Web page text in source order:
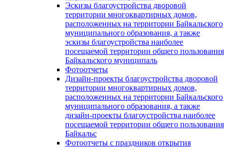
Эскизы благоустройства дворовой
территории многоквартирных домов,
расположенных на территории Байкальского
муниципального образования, а также
эскизы благоустройства наиболее
посещаемой территории общего пользования
Байкальского муниципаль
Фотоотчеты
Дизайн-проекты благоустройства дворовой
территории многоквартирных домов,
расположенных на территории Байкальского
муниципального образования, а также
дизайн-проекты благоустройства наиболее
посещаемой территории общего пользования
Байкальс
Фотоотчеты с праздников открытия